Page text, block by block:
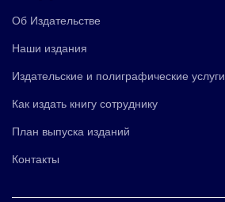
Об Издательстве
Наши издания
Издательские и полиграфические услуги
Как издать книгу сотруднику
План выпуска изданий
Контакты